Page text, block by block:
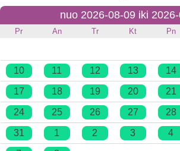
nuo 2026-08-09 iki
Pr An Tr Kt Pn
10 11 12 13 14
17 18 19 20 21
24 25 26 27 28
31 1 2 3 4